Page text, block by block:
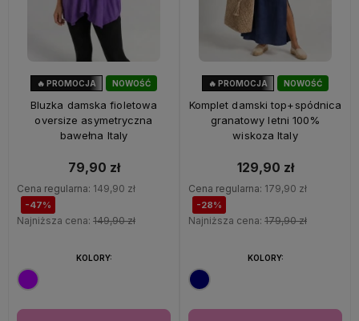
NOWOŚĆ
🔥 PROMOCJA
Bluzka damska fioletowa
oversize asymetryczna
bawełna Italy
79,90 zł
Cena regularna: 149,90 zł
-47%
Najniższa cena: 149,90 zł
KOLORY:
NOWOŚĆ
🔥 PROMOCJA
Komplet damski top+spódnica
granatowy letni 100%
wiskoza Italy
129,90 zł
Cena regularna: 179,90 zł
-28%
Najniższa cena: 179,90 zł
KOLORY: